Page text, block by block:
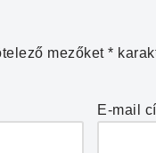
mezőket *
E-mail